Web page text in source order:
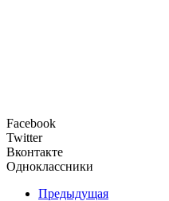
Facebook
Twitter
Вконтакте
Одноклассники
Предыдущая